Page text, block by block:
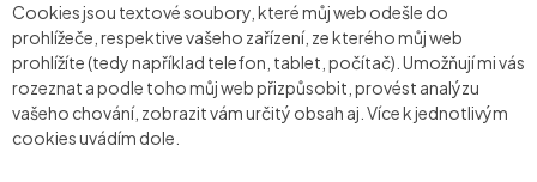
Cookies jsou textové soubory, které můj web odešle do
prohlížeče, respektive vašeho zařízení, ze kterého můj web
prohlížíte (tedy například telefon, tablet, počítač). Umožňují mi vás
rozeznat a podle toho můj web přizpůsobit, provést analýzu
vašeho chování, zobrazit vám určitý obsah aj. Více k jednotlivým
cookies uvádím dole.